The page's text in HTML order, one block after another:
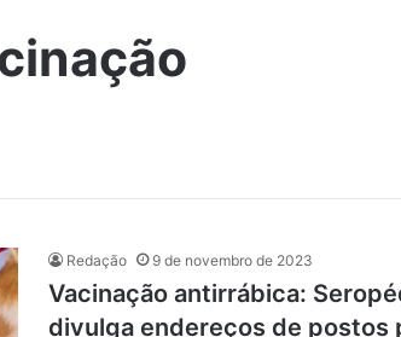
Redação 9 de novembro de 2023
Vacinação antirrábica:
divulga endereços de postos